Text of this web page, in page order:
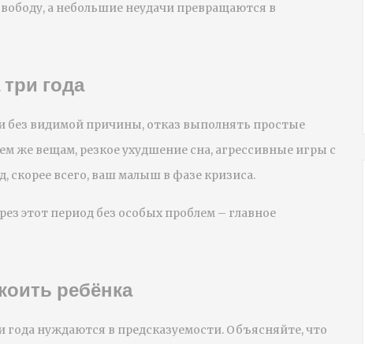
а небольшие неудачи превращаются в
года
без видимой причины, отказ выполнять простые
же вещам, резкое ухудшение сна, агрессивные игры с
скорее всего, ваш малыш в фазе кризиса.
этот период без особых проблем – главное
ребёнка
нуждаются в предсказуемости. Объясняйте, что